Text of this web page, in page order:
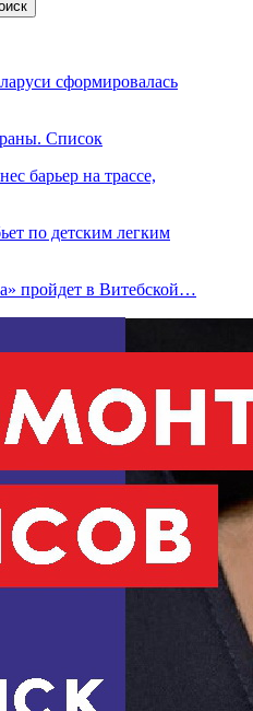
сформировалась
Список
барьер на трассе,
по детским легким
пройдет в Витебской…